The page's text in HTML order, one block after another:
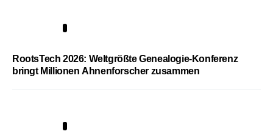
RootsTech 2026: Weltgrößte Genealogie-Konferenz
bringt Millionen Ahnenforscher zusammen